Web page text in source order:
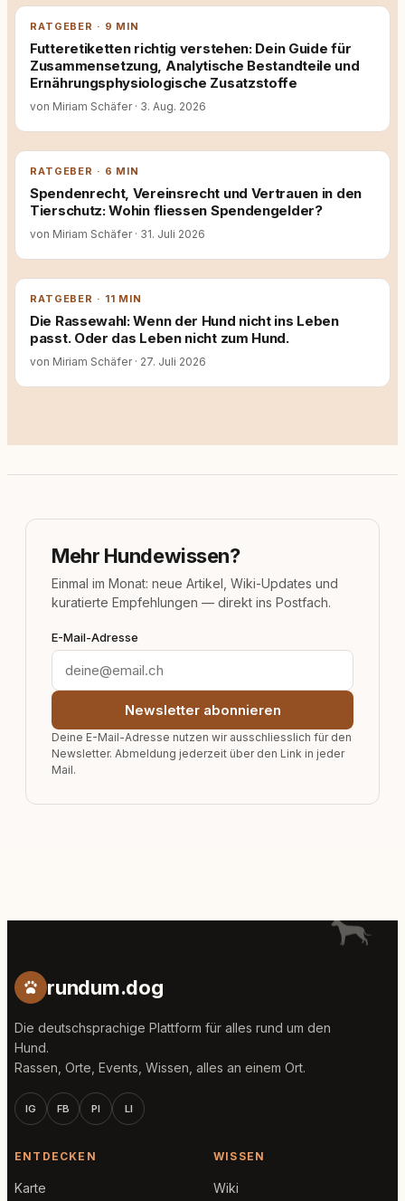
RATGEBER · 9 MIN
Futteretiketten richtig verstehen: Dein Guide für
Zusammensetzung, Analytische Bestandteile und
Ernährungsphysiologische Zusatzstoffe
von Miriam Schäfer · 3. Aug. 2026
RATGEBER · 6 MIN
Spendenrecht, Vereinsrecht und Vertrauen in den
Tierschutz: Wohin fliessen Spendengelder?
von Miriam Schäfer · 31. Juli 2026
RATGEBER · 11 MIN
Die Rassewahl: Wenn der Hund nicht ins Leben
passt. Oder das Leben nicht zum Hund.
von Miriam Schäfer · 27. Juli 2026
Mehr Hundewissen?
Einmal im Monat: neue Artikel, Wiki-Updates und
kuratierte Empfehlungen — direkt ins Postfach.
E-Mail-Adresse
Newsletter abonnieren
Deine E-Mail-Adresse nutzen wir ausschliesslich für den
Newsletter. Abmeldung jederzeit über den Link in jeder
Mail.
rundum.dog
Die deutschsprachige Plattform für alles rund um den
Hund.
Rassen, Orte, Events, Wissen, alles an einem Ort.
IG FB PI LI
ENTDECKEN
Karte
WISSEN
Wiki